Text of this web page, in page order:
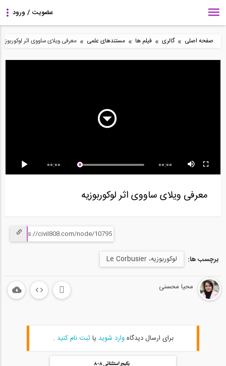
صفحه اصلی » گالری » فیلم ها » مستندهای علمی » معرفی ویلای ساووی اثر لوکوربوزیه
مستند ساخت پل اورسند
(قسمت دوم)
00:00 00:00
معرفی ویلای ساووی اثر لوکوربوزیه
برچسب ها: لوکوربوزیه، Le Corbusier
محیا محسنی
برای ارسال دیدگاهوارد شوید یاثبت نام کنید .